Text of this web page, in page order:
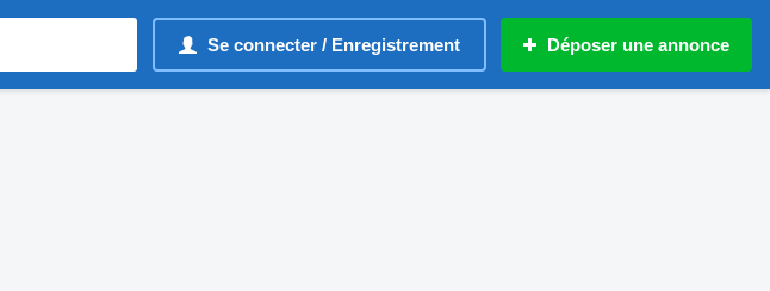
Se connecter / Enregistrement Déposer une annonce